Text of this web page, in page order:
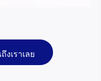
เราเลย